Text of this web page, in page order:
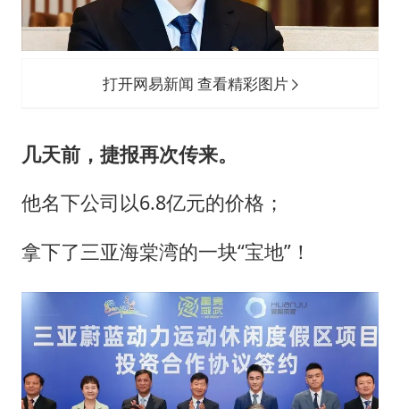
打开网易新闻 查看精彩图片
几天前，捷报再次传来。
他名下公司以6.8亿元的价格；
拿下了三亚海棠湾的一块“宝地”！